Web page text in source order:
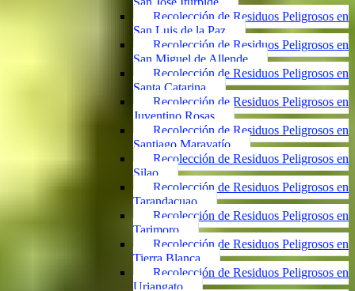
Recolección de Residuos Peligrosos en
San Luis de la Paz
Recolección de Residuos Peligrosos en
San Miguel de Allende
Recolección de Residuos Peligrosos en
Santa Catarina
Recolección de Residuos Peligrosos en
Juventino Rosas
Recolección de Residuos Peligrosos en
Santiago Maravatío
Recolección de Residuos Peligrosos en
Silao
Recolección de Residuos Peligrosos en
Tarandacuao
Recolección de Residuos Peligrosos en
Tarimoro
Recolección de Residuos Peligrosos en
Tierra Blanca
Recolección de Residuos Peligrosos en
Uriangato